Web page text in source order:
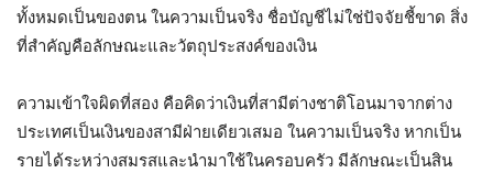
ทั้งหมดเป็นของตน ในความเป็นจริง ชื่อบัญชีไม่ใช่ปัจจัยชี้ขาด สิ่ง
ที่สำคัญคือลักษณะและวัตถุประสงค์ของเงิน
ความเข้าใจผิดที่สอง คือคิดว่าเงินที่สามีต่างชาติโอนมาจากต่าง
ประเทศเป็นเงินของสามีฝ่ายเดียวเสมอ ในความเป็นจริง หากเป็น
รายได้ระหว่างสมรสและนำมาใช้ในครอบครัว มีลักษณะเป็นสิน